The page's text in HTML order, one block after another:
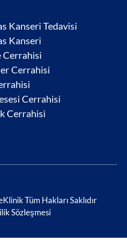
Kanseri Tedavisi
Kanseri
Cerrahisi
Cerrahisi
Cerrahisi
Cerrahisi
Tüm Hakları Saklıdır
Sözleşmesi